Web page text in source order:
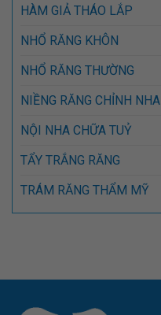
HÀM GIẢ THÁO LẮP
NHỔ RĂNG KHÔN
NHỔ RĂNG THƯỜNG
NIỀNG RĂNG CHỈNH NHA
NỘI NHA CHỮA TUỶ
TẨY TRẮNG RĂNG
TRÁM RĂNG THẨM MỸ